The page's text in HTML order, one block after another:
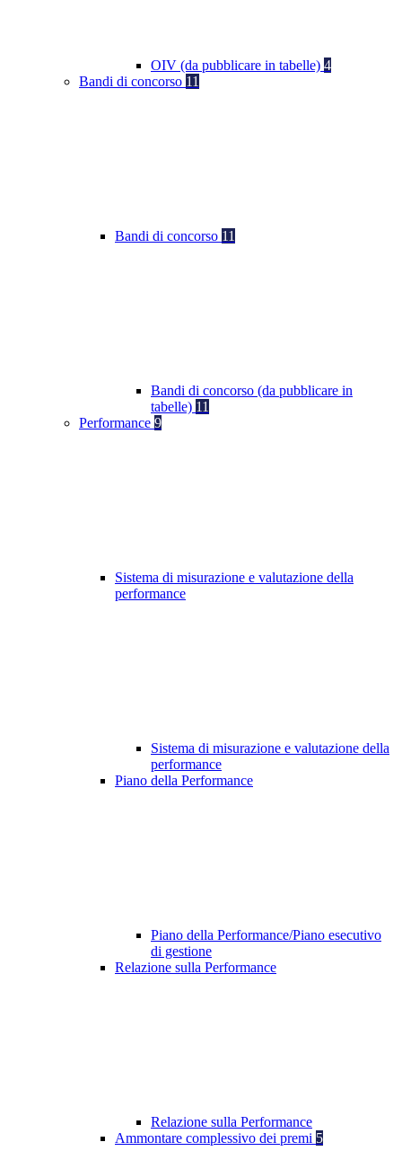
OIV (da pubblicare in tabelle) 4
Bandi di concorso 11
Bandi di concorso 11
Bandi di concorso (da pubblicare in
tabelle) 11
Performance 9
Sistema di misurazione e valutazione della
performance
Sistema di misurazione e valutazione della
performance
Piano della Performance
Piano della Performance/Piano esecutivo
di gestione
Relazione sulla Performance
Relazione sulla Performance
Ammontare complessivo dei premi 5